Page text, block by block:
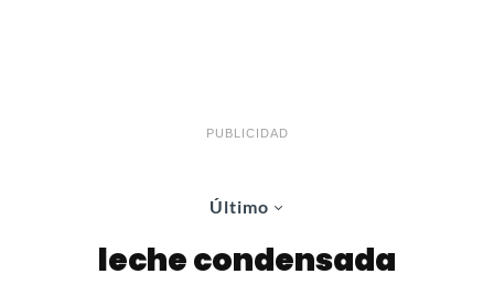
PUBLICIDAD
Último
leche condensada